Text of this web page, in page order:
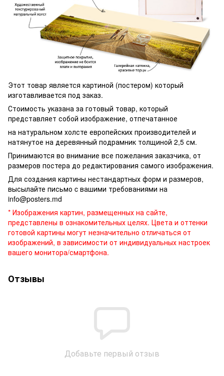
Этот товар является картиной (постером) который
изготавливается под заказ.
Стоимость указана за готовый товар, который
представляет собой изображение, отпечатанное
на натуральном холсте европейских производителей и
натянутое на деревянный подрамник толщиной 2,5 см.
Принимаются во внимание все пожелания заказчика, от
размеров постера до редактирования самого изображения.
Для создания картины нестандартных форм и размеров,
высылайте письмо c вашими требованиями на
info@posters.md
* Изображения картин, размещенных на сайте,
представлены в ознакомительных целях. Цвета и оттенки
готовой картины могут незначительно отличаться от
изображений, в зависимости от индивидуальных настроек
вашего монитора/смартфона.
Отзывы
Добавьте первый отзыв